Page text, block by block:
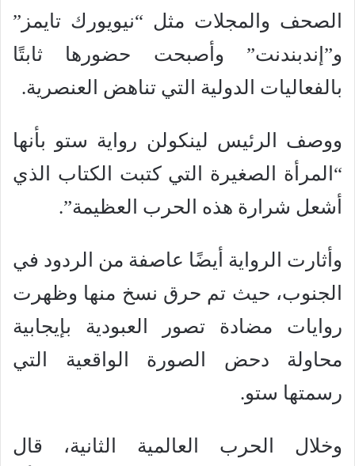
الصحف والمجلات مثل “نيويورك تايمز”
و”إندبندنت” وأصبحت حضورها ثابتًا
بالفعاليات الدولية التي تناهض العنصرية.
ووصف الرئيس لينكولن رواية ستو بأنها
“المرأة الصغيرة التي كتبت الكتاب الذي
أشعل شرارة هذه الحرب العظيمة”.
وأثارت الرواية أيضًا عاصفة من الردود في
الجنوب، حيث تم حرق نسخ منها وظهرت
روايات مضادة تصور العبودية بإيجابية
محاولة دحض الصورة الواقعية التي
رسمتها ستو.
وخلال الحرب العالمية الثانية، قال